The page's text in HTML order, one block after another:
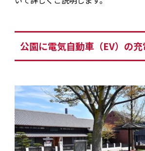
公園に電気自動車（EV）の